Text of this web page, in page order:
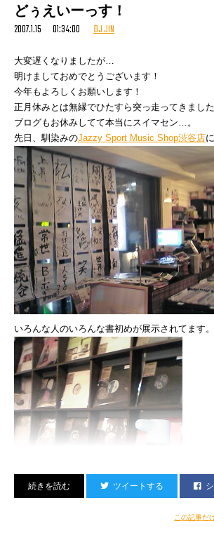
どぅえいーっす！
2007.1.15 01:34:00 DJ JIN
大変遅くなりましたが…
明けましておめでとうございます！
今年もよろしくお願いします！
正月休みとは無縁でひたすら突っ走ってきました
ブログもお休みしてて本当にスイマセン…
。
先日、馴染みのJazzy Sport Music Shop渋谷店
いろんな人のいろんな書初めが展示されてます。
ツイートする
この記事だ